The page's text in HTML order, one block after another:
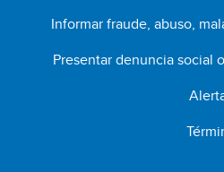
Informar fraude, abuso,
Presentar denuncia social